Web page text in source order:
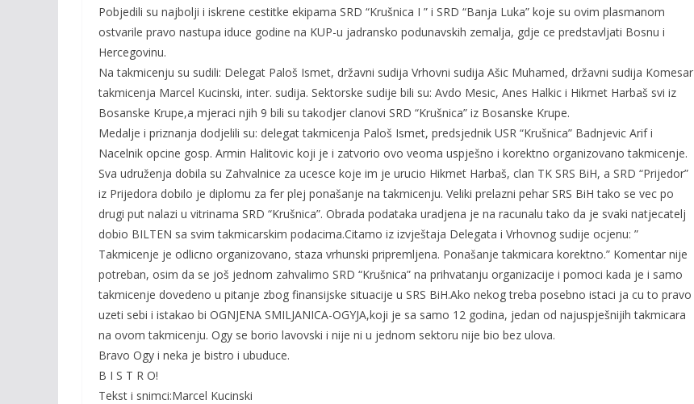
Pobjedili su najbolji i iskrene cestitke ekipama SRD “Krušnica I ” i SRD “Banja Luka” koje su ovim plasmanom
ostvarile pravo nastupa iduce godine na KUP-u jadransko podunavskih zemalja, gdje ce predstavljati Bosnu i
Hercegovinu.
Na takmicenju su sudili: Delegat Paloš Ismet, državni sudija Vrhovni sudija Ašic Muhamed, državni sudija Komesar
takmicenja Marcel Kucinski, inter. sudija. Sektorske sudije bili su: Avdo Mesic, Anes Halkic i Hikmet Harbaš svi iz
Bosanske Krupe,a mjeraci njih 9 bili su takodjer clanovi SRD “Krušnica” iz Bosanske Krupe.
Medalje i priznanja dodjelili su: delegat takmicenja Paloš Ismet, predsjednik USR “Krušnica” Badnjevic Arif i
Nacelnik opcine gosp. Armin Halitovic koji je i zatvorio ovo veoma uspješno i korektno organizovano takmicenje.
Sva udruženja dobila su Zahvalnice za ucesce koje im je urucio Hikmet Harbaš, clan TK SRS BiH, a SRD “Prijedor”
iz Prijedora dobilo je diplomu za fer plej ponašanje na takmicenju. Veliki prelazni pehar SRS BiH tako se vec po
drugi put nalazi u vitrinama SRD “Krušnica”. Obrada podataka uradjena je na racunalu tako da je svaki natjecatelj
dobio BILTEN sa svim takmicarskim podacima.Citamo iz izvještaja Delegata i Vrhovnog sudije ocjenu: ”
Takmicenje je odlicno organizovano, staza vrhunski pripremljena. Ponašanje takmicara korektno.” Komentar nije
potreban, osim da se još jednom zahvalimo SRD “Krušnica” na prihvatanju organizacije i pomoci kada je i samo
takmicenje dovedeno u pitanje zbog finansijske situacije u SRS BiH.Ako nekog treba posebno istaci ja cu to pravo
uzeti sebi i istakao bi OGNJENA SMILJANICA-OGYJA,koji je sa samo 12 godina, jedan od najuspješnijih takmicara
na ovom takmicenju. Ogy se borio lavovski i nije ni u jednom sektoru nije bio bez ulova.
Bravo Ogy i neka je bistro i ubuduce.
B I S T R O!
Tekst i snimci:Marcel Kucinski